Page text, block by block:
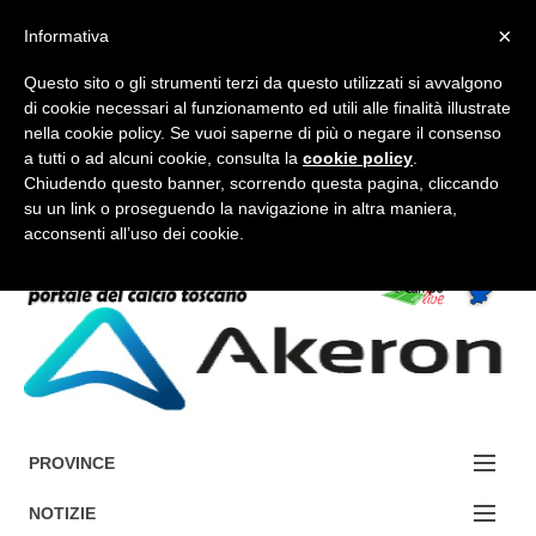
FORUM-ACCEDI
Accedi / Registrati
PROVINCE
EDIZIONE:
NOTIZIE
×
Informativa
Questo sito o gli strumenti terzi da questo utilizzati si avvalgono
di cookie necessari al funzionamento ed utili alle finalità illustrate
nella cookie policy. Se vuoi saperne di più o negare il consenso
a tutti o ad alcuni cookie, consulta la cookie policy
Chiudendo questo banner, scorrendo questa pagina, cliccando
su un link o proseguendo la navigazione in altra maniera,
acconsenti all’uso dei cookie.